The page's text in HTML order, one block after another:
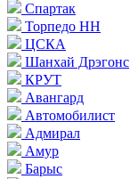
Спартак
Торпедо НН
ЦСКА
Шанхай Дрэгонс
КРУТ
Авангард
Автомобилист
Адмирал
Амур
Барыс